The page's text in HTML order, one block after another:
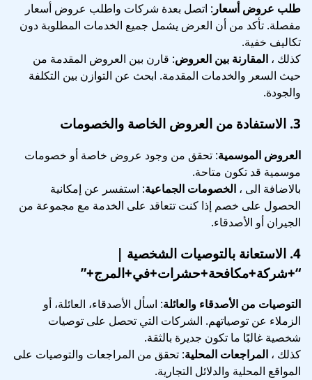
طلب عروض أسعار: اتصل بعدة شركات واطلب عروض أسعار
مفصلة. تأكد من أن العرض يشمل جميع الخدمات المطلوبة دون
تكاليف خفية.
كذلك ، المقارنة بين العروض: قارن بين العروض المقدمة من
حيث السعر والخدمات المقدمة. ابحث عن التوازن بين التكلفة
والجودة.
3. الاستفادة من العروض الخاصة والخصومات
العروض الموسمية: تحقق من وجود عروض خاصة أو خصومات
موسمية قد تكون متاحة.
بالاضافة الى ، الخصومات الجماعية: استفسر عن إمكانية
الحصول على خصم إذا كنت تتعاقد على الخدمة مع مجموعة من
الجيران أو الأصدقاء.
4. الاستعانة بالتوصيات الشخصية |
“+شركة+مكافحة+حشرات+في+المرج+”
التوصيات من الأصدقاء والعائلة: اسأل الأصدقاء، العائلة، أو
الزملاء عن توصياتهم. الشركات التي تحصل على توصيات
شخصية غالبًا ما تكون جديرة بالثقة.
كذلك ، المراجعات المحلية: تحقق من المراجعات والتوصيات على
المواقع المحلية والدلائل التجارية.